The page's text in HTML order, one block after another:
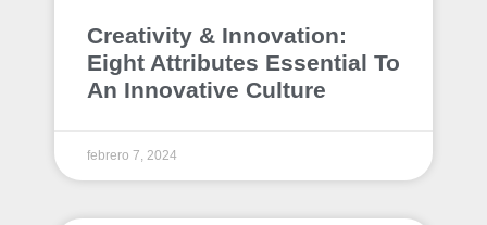
Creativity & Innovation:
Eight Attributes Essential To
An Innovative Culture
febrero 7, 2024